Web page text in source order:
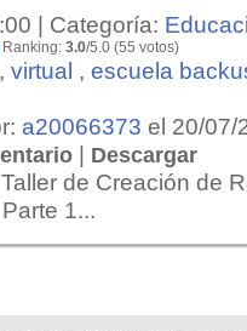
| Categoría:
Ranking: 3.0/5.0 (55 votos)
, virtual , escuela
a20066373 el 20/07/
| Descargar
de Creación de
1...